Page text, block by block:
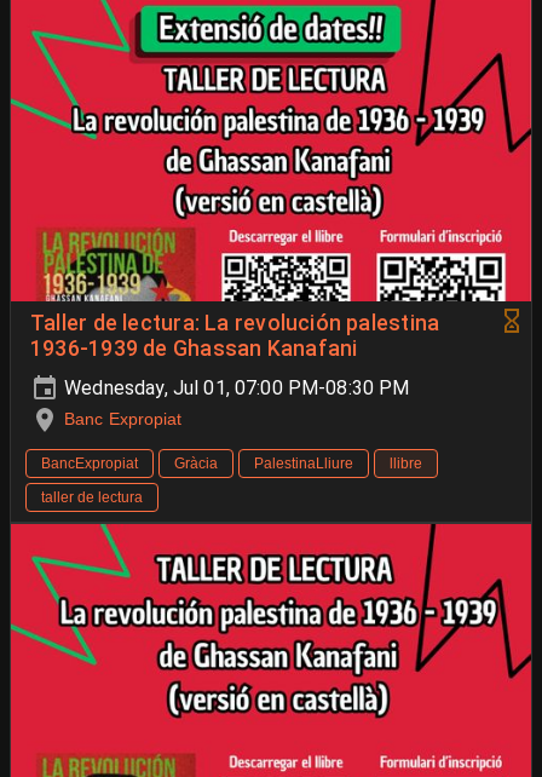
Taller de lectura: La revolución palestina
1936-1939 de Ghassan Kanafani
Wednesday, Jul 01, 07:00 PM-08:30 PM
Banc Expropiat
BancExpropiat Gràcia PalestinaLliure
llibre
taller de lectura